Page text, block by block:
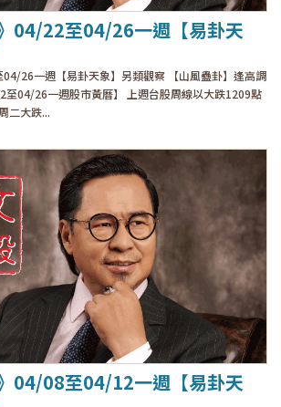
04/22至04/26一週【易卦天
04/26一週【易卦天象】另類觀察 【山風蠱卦】逢高調
至04/26一週股市黃曆】 上週台股周線以大跌1209點
二大跌...
04/08至04/12一週【易卦天